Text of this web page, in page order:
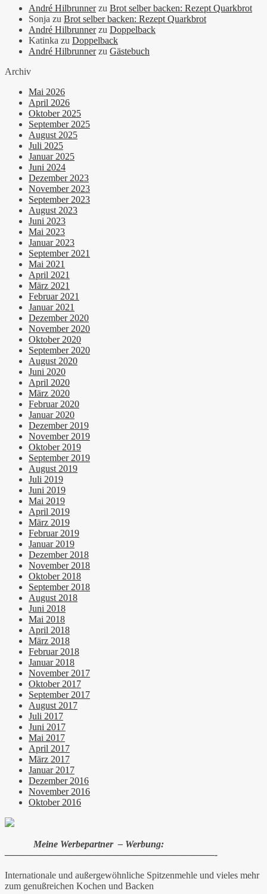
André Hilbrunnerzu Brot selber backen: Rezept Quarkbrot
Sonja zu Brot selber backen: Rezept Quarkbrot
André Hilbrunnerzu Doppelback
Katinka zu Doppelback
André Hilbrunnerzu Gästebuch
Archiv
Mai 2026
April 2026
Oktober 2025
September 2025
August 2025
Juli 2025
Januar 2025
Juni 2024
Dezember 2023
November 2023
September 2023
August 2023
Juni 2023
Mai 2023
Januar 2023
September 2021
Mai 2021
April 2021
März 2021
Februar 2021
Januar 2021
Dezember 2020
November 2020
Oktober 2020
September 2020
August 2020
Juni 2020
April 2020
März 2020
Februar 2020
Januar 2020
Dezember 2019
November 2019
Oktober 2019
September 2019
August 2019
Juli 2019
Juni 2019
Mai 2019
April 2019
März 2019
Februar 2019
Januar 2019
Dezember 2018
November 2018
Oktober 2018
September 2018
August 2018
Juni 2018
Mai 2018
April 2018
März 2018
Februar 2018
Januar 2018
November 2017
Oktober 2017
September 2017
August 2017
Juli 2017
Juni 2017
Mai 2017
April 2017
März 2017
Januar 2017
Dezember 2016
November 2016
Oktober 2016
Meine Werbepartner – Werbung:
——————————————————————-
Internationale und außergewöhnliche Spitzenmehle und vieles mehr
zum genußreichen Kochen und Backen